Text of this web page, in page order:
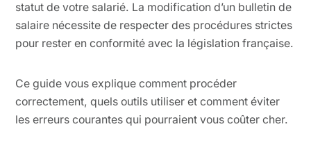
statut de votre salarié. La modification d’un bulletin de
salaire nécessite de respecter des procédures strictes
pour rester en conformité avec la législation française.
Ce guide vous explique comment procéder
correctement, quels outils utiliser et comment éviter
les erreurs courantes qui pourraient vous coûter cher.